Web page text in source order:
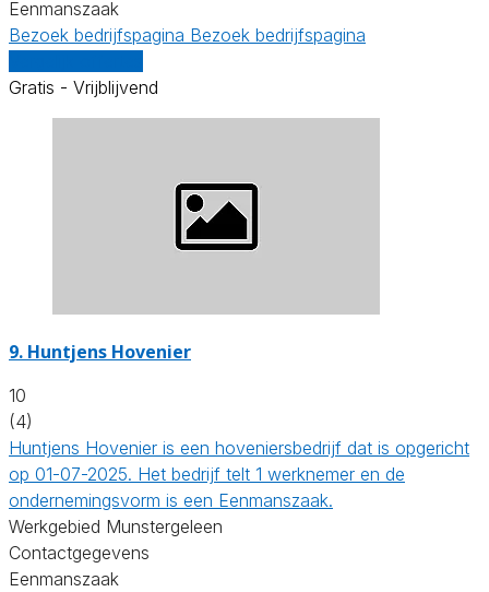
Eenmanszaak
Bezoek bedrijfspagina Bezoek bedrijfspagina
Gratis - Vrijblijvend
9. Huntjens Hovenier
10
(4)
Huntjens Hovenier is een hoveniersbedrijf dat is opgericht
op 01-07-2025. Het bedrijf telt 1 werknemer en de
ondernemingsvorm is een Eenmanszaak.
Werkgebied Munstergeleen
Contactgegevens
Eenmanszaak